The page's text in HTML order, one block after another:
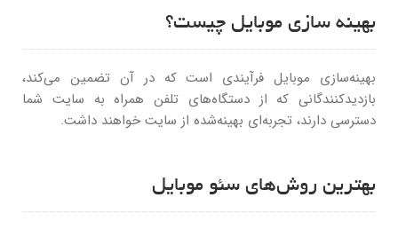
بهینه سازی موبایل چیست؟
بهینه‌سازی موبایل فرآیندی است که در آن تضمین می‌کند،
بازدیدکنندگانی که از دستگاه‌های تلفن همراه به سایت شما
دسترسی دارند، تجربه‌ای بهینه‌شده از سایت خواهند داشت.
بهترین روش‌های سئو موبایل